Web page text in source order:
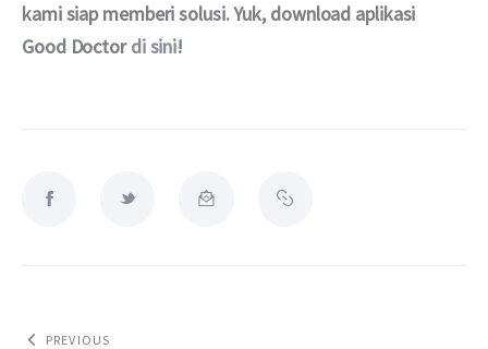
kami siap memberi solusi. Yuk, download aplikasi
Good Doctor di sini!
PREVIOUS